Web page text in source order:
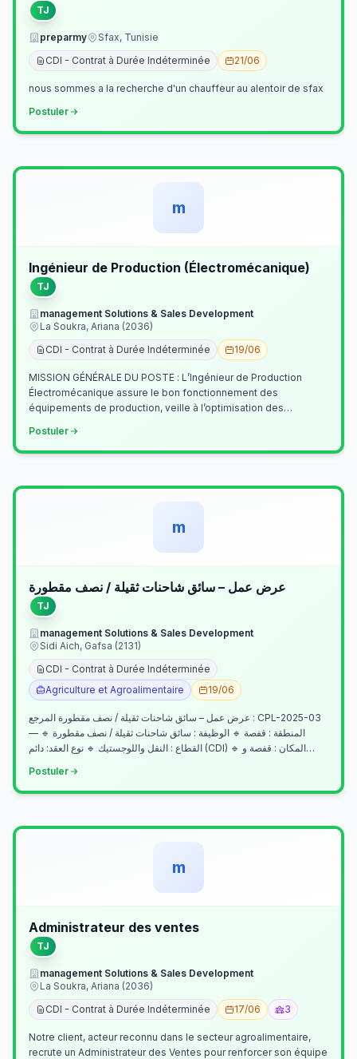
TJ
preparmy
Sfax, Tunisie
CDI - Contrat à Durée Indéterminée
21/06
nous sommes a la recherche d'un chauffeur au alentoir de sfax
Postuler
m
Ingénieur de Production (Électromécanique)
TJ
management Solutions & Sales Development
La Soukra, Ariana (2036)
CDI - Contrat à Durée Indéterminée
19/06
MISSION GÉNÉRALE DU POSTE : L’Ingénieur de Production
Électromécanique assure le bon fonctionnement des
équipements de production, veille à l’optimisation des
Postuler
m
عرض عمل – سائق شاحنات ثقيلة / نصف مقطورة
TJ
management Solutions & Sales Development
Sidi Aich, Gafsa (2131)
CDI - Contrat à Durée Indéterminée
Agriculture et Agroalimentaire
19/06
عرض عمل – سائق شاحنات ثقيلة / نصف مقطورة المرجع : CPL-2025-03
— المنطقة : قفصة 🔹 الوظيفة : سائق شاحنات ثقيلة / نصف مقطورة 🔹
القطاع : النقل واللوجستيك 🔹 نوع العقد: دائم (CDI) 🔹 المكان : قفصة و…
Postuler
m
Administrateur des ventes
TJ
management Solutions & Sales Development
La Soukra, Ariana (2036)
CDI - Contrat à Durée Indéterminée
17/06 3
Notre client, acteur reconnu dans le secteur agroalimentaire,
recrute un Administrateur des Ventes pour renforcer son équipe